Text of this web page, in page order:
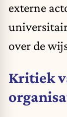
externe
over de
Kritiek